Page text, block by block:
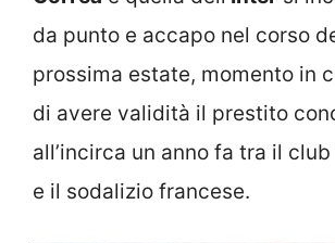
da punto e accapo nel corso
prossima estate, momento in
di avere validità il prestito
all’incirca un anno fa tra il
e il sodalizio francese.